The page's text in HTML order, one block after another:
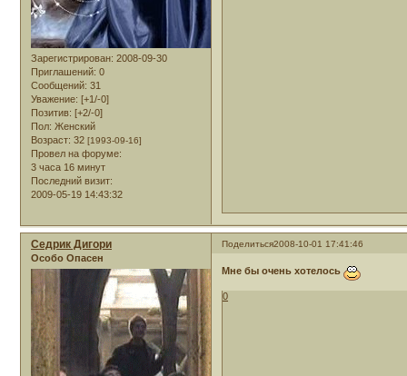
Зарегистрирован: 2008-09-30
Приглашений: 0
Сообщений: 31
Уважение: [+1/-0]
Позитив: [+2/-0]
Пол: Женский
Возраст: 32 [1993-09-16]
Провел на форуме:
3 часа 16 минут
Последний визит:
2009-05-19 14:43:32
Поделиться2008-10-01 17:41:46
Седрик Дигори
Особо Опасен
Мне бы очень хотелось
0